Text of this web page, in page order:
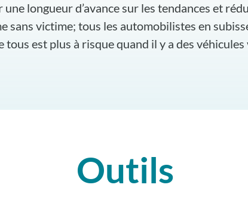
longueur d’avance sur les tendances et
sans victime; tous les automobilistes en
est plus à risque quand il y a des véhicules
Outils